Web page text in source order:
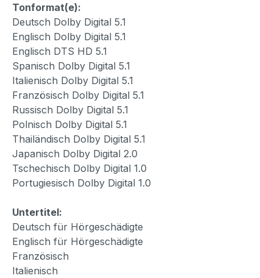
Tonformat(e):
Deutsch Dolby Digital 5.1
Englisch Dolby Digital 5.1
Englisch DTS HD 5.1
Spanisch Dolby Digital 5.1
Italienisch Dolby Digital 5.1
Französisch Dolby Digital 5.1
Russisch Dolby Digital 5.1
Polnisch Dolby Digital 5.1
Thailändisch Dolby Digital 5.1
Japanisch Dolby Digital 2.0
Tschechisch Dolby Digital 1.0
Portugiesisch Dolby Digital 1.0
Untertitel:
Deutsch für Hörgeschädigte
Englisch für Hörgeschädigte
Französisch
Italienisch